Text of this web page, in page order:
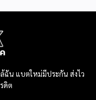
ฉัน แบตใหม่มีประกัน ส่งไว
ดิต